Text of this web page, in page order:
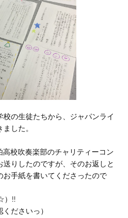
の生徒たちから、ジャパンライ
した。
高校吹奏楽部のチャリティーコン
りしたのですが、そのお返しと
お手紙を書いてくださったので
）!!
ださいっ）